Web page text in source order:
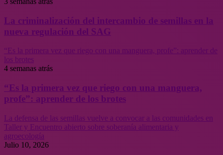
La criminalización del intercambio de semillas en la
nueva regulación del SAG
“Es la primera vez que riego con una manguera, profe”: aprender de
los brotes
4 semanas atrás
“Es la primera vez que riego con una manguera,
profe”: aprender de los brotes
La defensa de las semillas vuelve a convocar a las comunidades en
Taller y Encuentro abierto sobre soberanía alimentaria y
agroecología
Julio 10, 2026